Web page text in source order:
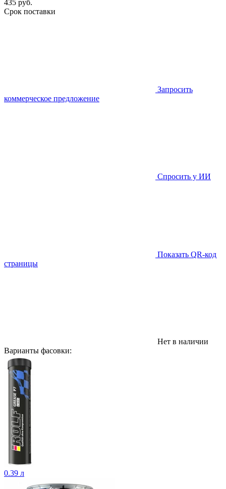
435 руб.
Срок поставки
Запросить
коммерческое предложение
Спросить у ИИ
Показать QR-код
страницы
Нет в наличии
Варианты фасовки:
0.39 л